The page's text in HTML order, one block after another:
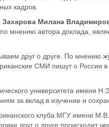
кадров.
Захарова Милана
по мнению автора доклада,
друг о друге. По мнению
СМИ пишут о России
университета имени
за вклад в изучение и
клуба МГУ имени
друг о друге происходит